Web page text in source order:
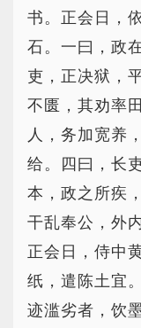
书。正会日，
石。一曰，政
吏，正决狱，
不匮，其劝率
人，务加宽养
给。四曰，长
本，政之所疾
干乱奉公，外
正会日，侍中
纸，遣陈土宜
迹滥劣者，饮